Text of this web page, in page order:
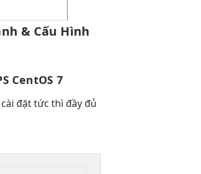
& Cấu Hình
CentOS 7
cài đặttức thì đầy đủ